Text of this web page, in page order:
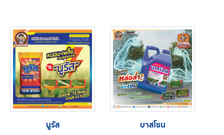
นูรัส บาสโซน